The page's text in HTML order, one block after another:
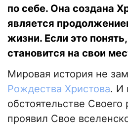
по себе. Она создана
является
жизни. Если это
становится на свои
Мировая история не
Рождества Христова. И
обстоятельстве
проявил Свое